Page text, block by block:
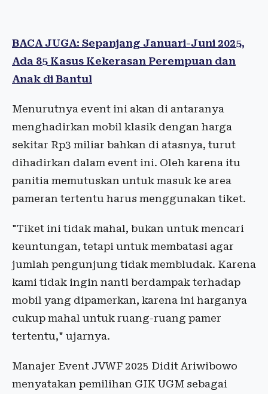
BACA JUGA: Sepanjang Januari-Juni 2025,
Ada 85 Kasus Kekerasan Perempuan dan
Anak di Bantul
Menurutnya event ini akan di antaranya
menghadirkan mobil klasik dengan harga
sekitar Rp3 miliar bahkan di atasnya, turut
dihadirkan dalam event ini. Oleh karena itu
panitia memutuskan untuk masuk ke area
pameran tertentu harus menggunakan tiket.
"Tiket ini tidak mahal, bukan untuk mencari
keuntungan, tetapi untuk membatasi agar
jumlah pengunjung tidak membludak. Karena
kami tidak ingin nanti berdampak terhadap
mobil yang dipamerkan, karena ini harganya
cukup mahal untuk ruang-ruang pamer
tertentu," ujarnya.
Manajer Event JVWF 2025 Didit Ariwibowo
menyatakan pemilihan GIK UGM sebagai